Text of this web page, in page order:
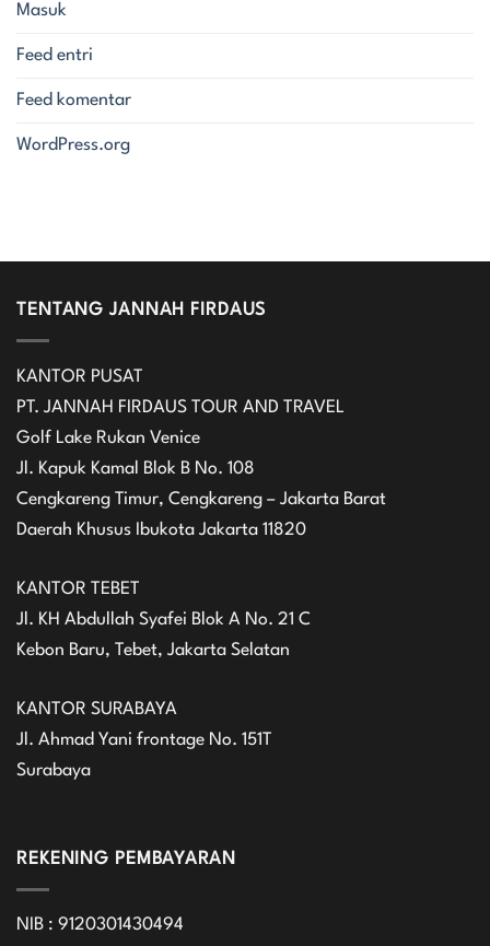
Masuk
Feed entri
Feed komentar
WordPress.org
TENTANG JANNAH FIRDAUS
KANTOR PUSAT
PT. JANNAH FIRDAUS TOUR AND TRAVEL
Golf Lake Rukan Venice
Jl. Kapuk Kamal Blok B No. 108
Cengkareng Timur, Cengkareng – Jakarta Barat
Daerah Khusus Ibukota Jakarta 11820
KANTOR TEBET
Jl. KH Abdullah Syafei Blok A No. 21 C
Kebon Baru, Tebet, Jakarta Selatan
KANTOR SURABAYA
Jl. Ahmad Yani frontage No. 151T
Surabaya
REKENING PEMBAYARAN
NIB : 9120301430494